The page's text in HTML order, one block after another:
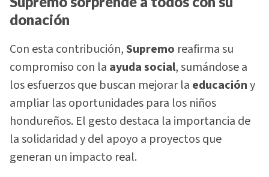
donación
Con esta contribución,Supremo reafirma su
compromiso con la ayuda social, sumándose a
los esfuerzos que buscan mejorar la educacióny
ampliar las oportunidades para los niños
hondureños. El gesto destaca la importancia de
la solidaridad y del apoyo a proyectos que
generan un impacto real.